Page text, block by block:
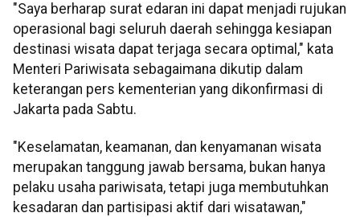
"Saya berharap surat edaran ini dapat menjadi rujukan
operasional bagi seluruh daerah sehingga kesiapan
destinasi wisata dapat terjaga secara optimal," kata
Menteri Pariwisata sebagaimana dikutip dalam
keterangan pers kementerian yang dikonfirmasi di
Jakarta pada Sabtu.
"Keselamatan, keamanan, dan kenyamanan wisata
merupakan tanggung jawab bersama, bukan hanya
pelaku usaha pariwisata, tetapi juga membutuhkan
kesadaran dan partisipasi aktif dari wisatawan,"